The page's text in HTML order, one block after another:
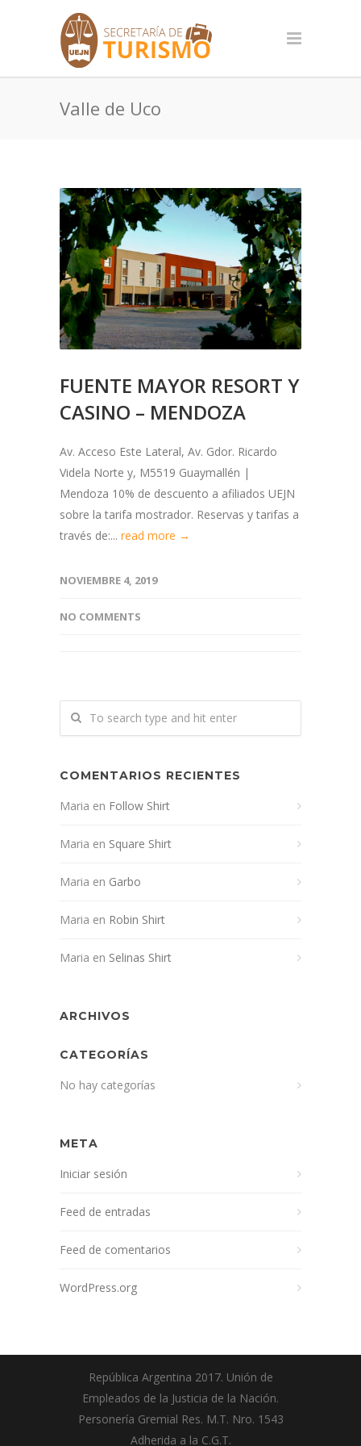
Valle de Uco
FUENTE MAYOR RESORT Y
CASINO – MENDOZA
Av. Acceso Este Lateral, Av. Gdor. Ricardo
Videla Norte y, M5519 Guaymallén |
Mendoza 10% de descuento a afiliados UEJN
sobre la tarifa mostrador. Reservas y tarifas a
través de:... read more →
NOVIEMBRE 4, 2019
NO COMMENTS
COMENTARIOS RECIENTES
Maria en Follow Shirt
Maria en Square Shirt
Maria en Garbo
Maria en Robin Shirt
Maria en Selinas Shirt
ARCHIVOS
CATEGORÍAS
No hay categorías
META
Iniciar sesión
Feed de entradas
Feed de comentarios
WordPress.org
República Argentina 2017. Unión de
Empleados de la Justicia de la Nación.
Personería Gremial Res. M.T. Nro. 1543
Adherida a la C.G.T.